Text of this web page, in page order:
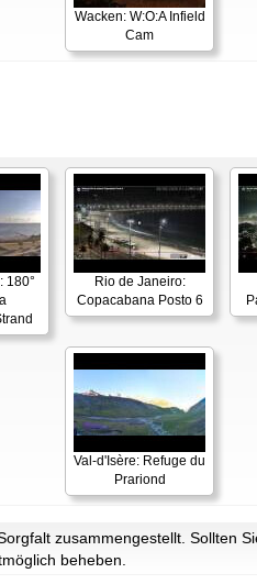
Wacken: W:O:A Infield
Cam
180°
Rio de Janeiro:
Copacabana Posto 6
Val-d'Isère: Refuge du
Prariond
zusammengestellt. Sollten
beheben.